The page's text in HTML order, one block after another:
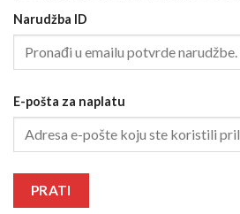
Narudžba ID
E-pošta za naplatu
PRATI